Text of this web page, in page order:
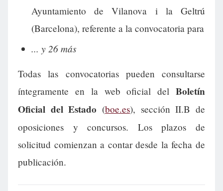
Ayuntamiento de Vilanova i la Geltrú
(Barcelona), referente a la convocatoria para
... y 26 más
Todas las convocatorias pueden consultarse
íntegramente en la web oficial del Boletín
Oficial del Estado (boe.es), sección II.B de
oposiciones y concursos. Los plazos de
solicitud comienzan a contar desde la fecha de
publicación.